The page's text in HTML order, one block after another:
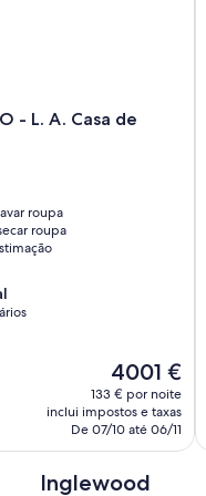
- L. A. Casa de
roupa
roupa
O
preço
atual
é
4001 €
4001 €
133 € por noite
inclui impostos e taxas
De 07/10 até 06/11
Inglewood